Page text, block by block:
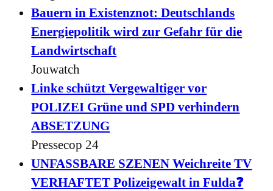
Bauern in Existenznot: Deutschlands
Energiepolitik wird zur Gefahr für die
Landwirtschaft
Jouwatch
Linke schützt Vergewaltiger vor
POLIZEI Grüne und SPD verhindern
ABSETZUNG
Pressecop 24
UNFASSBARE SZENEN Weichreite TV
VERHAFTET Polizeigewalt in Fulda❓